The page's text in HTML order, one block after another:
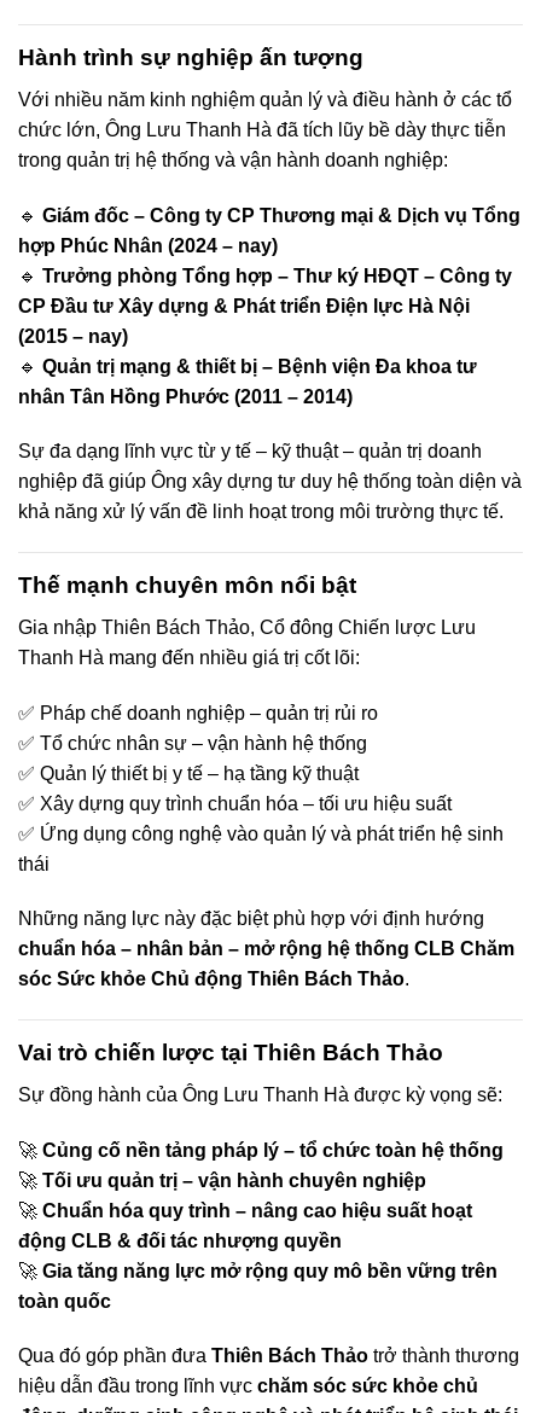
Hành trình sự nghiệp ấn tượng
Với nhiều năm kinh nghiệm quản lý và điều hành ở các tổ
chức lớn, Ông Lưu Thanh Hà đã tích lũy bề dày thực tiễn
trong quản trị hệ thống và vận hành doanh nghiệp:
🔹 Giám đốc – Công ty CP Thương mại & Dịch vụ Tổng
hợp Phúc Nhân (2024 – nay)
🔹 Trưởng phòng Tổng hợp – Thư ký HĐQT – Công ty
CP Đầu tư Xây dựng & Phát triển Điện lực Hà Nội
(2015 – nay)
🔹 Quản trị mạng & thiết bị – Bệnh viện Đa khoa tư
nhân Tân Hồng Phước (2011 – 2014)
Sự đa dạng lĩnh vực từ y tế – kỹ thuật – quản trị doanh
nghiệp đã giúp Ông xây dựng tư duy hệ thống toàn diện và
khả năng xử lý vấn đề linh hoạt trong môi trường thực tế.
Thế mạnh chuyên môn nổi bật
Gia nhập Thiên Bách Thảo, Cổ đông Chiến lược Lưu
Thanh Hà mang đến nhiều giá trị cốt lõi:
✅ Pháp chế doanh nghiệp – quản trị rủi ro
✅ Tổ chức nhân sự – vận hành hệ thống
✅ Quản lý thiết bị y tế – hạ tầng kỹ thuật
✅ Xây dựng quy trình chuẩn hóa – tối ưu hiệu suất
✅ Ứng dụng công nghệ vào quản lý và phát triển hệ sinh
thái
Những năng lực này đặc biệt phù hợp với định hướng
chuẩn hóa – nhân bản – mở rộng hệ thống CLB Chăm
sóc Sức khỏe Chủ động Thiên Bách Thảo.
Vai trò chiến lược tại Thiên Bách Thảo
Sự đồng hành của Ông Lưu Thanh Hà được kỳ vọng sẽ:
🚀 Củng cố nền tảng pháp lý – tổ chức toàn hệ thống
🚀 Tối ưu quản trị – vận hành chuyên nghiệp
🚀 Chuẩn hóa quy trình – nâng cao hiệu suất hoạt
động CLB & đối tác nhượng quyền
🚀 Gia tăng năng lực mở rộng quy mô bền vững trên
toàn quốc
Qua đó góp phần đưa Thiên Bách Thảo trở thành thương
hiệu dẫn đầu trong lĩnh vực chăm sóc sức khỏe chủ